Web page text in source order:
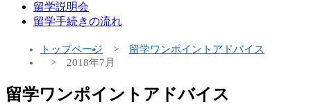
留学説明会
留学手続きの流れ
トップページ
留学ワンポイントアドバイス
2018年7月
留学ワンポイントアドバイス